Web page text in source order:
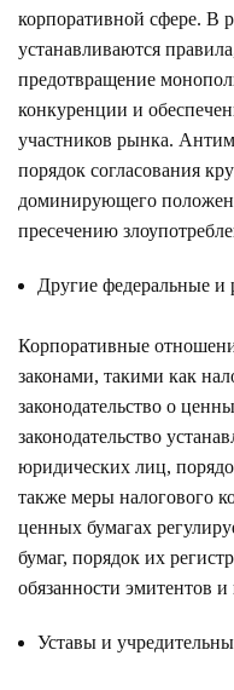
корпоративной сфере. В
устанавливаются
предотвращение
конкуренции и
участников рынка.
порядок согласования
доминирующего
пресечению
Другие федеральные и
Корпоративные
законами, такими как
законодательство о
законодательство
юридических лиц,
также меры налогового
ценных бумагах
бумаг, порядок их
обязанности эмитентов и
Уставы и